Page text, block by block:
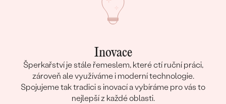
Inovace
Šperkařství je stále řemeslem, které ctí ruční práci,
zároveň ale využíváme i moderní technologie.
Spojujeme tak tradici s inovací a vybíráme pro vás to
nejlepší z každé oblasti.